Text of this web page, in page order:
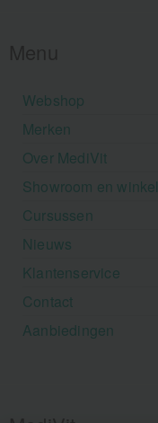
Webshop
Merken
Over MediVit
Showroom en winkel
Cursussen
Nieuws
Klantenservice
Contact
Aanbiedingen